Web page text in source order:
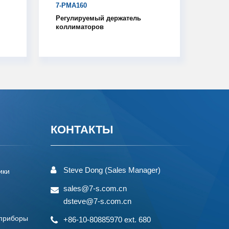
7-PMA160
Регулируемый держатель
коллиматоров
КОНТАКТЫ
Steve Dong (Sales Manager)
sales@7-s.com.cn
dsteve@7-s.com.cn
+86-10-80885970 ext. 680